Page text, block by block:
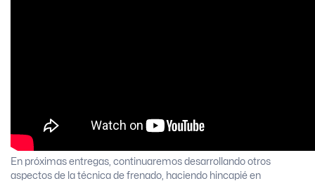
En próximas entregas, continuaremos desarrollando otros
aspectos de la técnica de frenado, haciendo hincapié en